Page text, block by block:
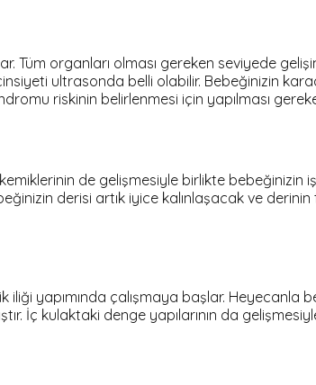
Tüm organları olması gereken seviyede
ultrasonda belli olabilir. Bebeğinizin
riskinin belirlenmesi için yapılması
de gelişmesiyle birlikte bebeğinizin
derisi artık iyice kalınlaşacak ve
iliği yapımında çalışmaya başlar.
İç kulaktaki denge yapılarının da